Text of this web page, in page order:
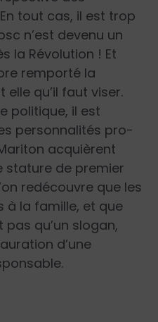
tout cas, il est trop
n’est devenu un
la Révolution ! Et
remporté la
elle qu’il faut viser.
politique, il est
personnalités pro-
acquièrent
stature de premier
redécouvre que les
à la famille, et que
pas qu’un slogan,
d’une